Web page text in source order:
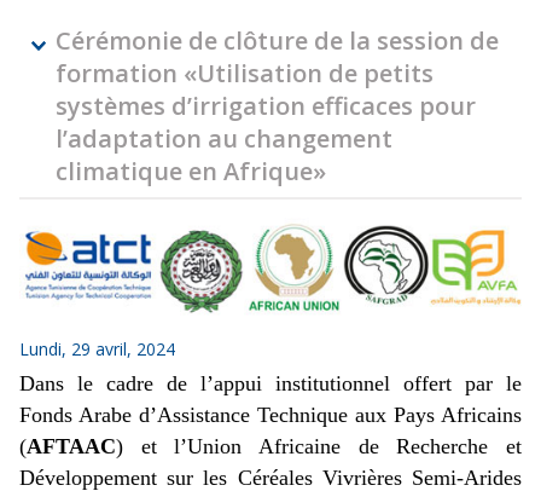
Cérémonie de clôture de la session de
formation «Utilisation de petits
systèmes d’irrigation efficaces pour
l’adaptation au changement
climatique en Afrique»
Lundi, 29 avril, 2024
Dans le cadre de l’appui institutionnel offert par le
Fonds Arabe d’Assistance Technique aux Pays Africains
(AFTAAC) et l’Union Africaine de Recherche et
Développement sur les Céréales Vivrières Semi-Arides